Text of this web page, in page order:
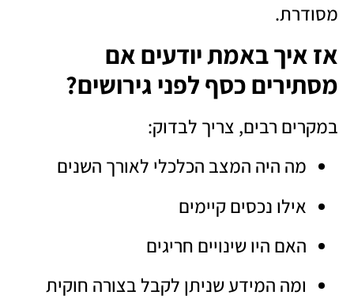
מסודרת.
אז איך באמת יודעים אם
מסתירים כסף לפני גירושים?
במקרים רבים, צריך לבדוק:
מה היה המצב הכלכלי לאורך השנים
אילו נכסים קיימים
האם היו שינויים חריגים
ומה המידע שניתן לקבל בצורה חוקית